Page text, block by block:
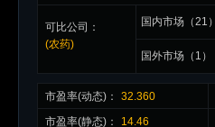
可比公司：
(农药)
国内市场（21）
国外市场（1）
市盈率(动态)： 32.360
市盈率(静态)：
14.46